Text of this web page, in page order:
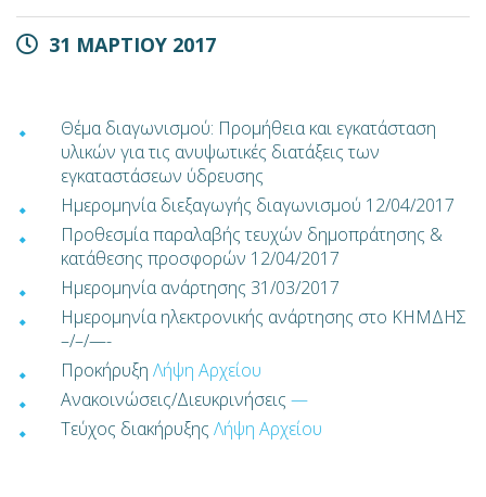
31 ΜΑΡΤΙΟΥ 2017
Θέμα διαγωνισμού: Προμήθεια και εγκατάσταση
υλικών για τις ανυψωτικές διατάξεις των
εγκαταστάσεων ύδρευσης
Ημερομηνία διεξαγωγής διαγωνισμού 12/04/2017
Προθεσμία παραλαβής τευχών δημοπράτησης &
κατάθεσης προσφορών 12/04/2017
Ημερομηνία ανάρτησης 31/03/2017
Ημερομηνία ηλεκτρονικής ανάρτησης στο ΚΗΜΔΗΣ
–/–/—-
Προκήρυξη Λήψη Αρχείου
Ανακοινώσεις/Διευκρινήσεις —
Τεύχος διακήρυξης Λήψη Αρχείου